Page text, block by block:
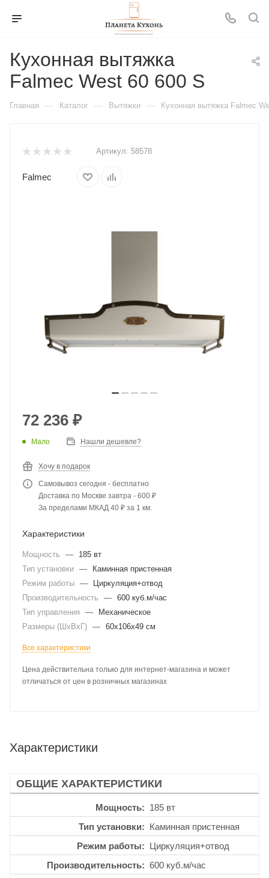
Кухонная вытяжка
Falmec West 60 600 S
Главная — Каталог — Вытяжки — Кухонная вытяжка Falmec
Артикул: 58578
Falmec
72 236 ₽
Мало Нашли дешевле?
Хочу в подарок
Самовывоз сегодня - бесплатно
Доставка по Москве завтра - 600 ₽
За пределами МКАД 40 ₽ за 1 км.
Характеристики
Мощность —
185 вт
Тип установки —
Каминная пристенная
Режим работы —
Циркуляция+отвод
Производительность
— 600 куб.м/час
Тип управления
—
Механическое
Размеры (ШхВхГ) — 60x106x49 см
Все характеристики
Цена действительна только для интернет-магазина и может
отличаться от цен в розничных магазинах
Характеристики
ОБЩИЕ ХАРАКТЕРИСТИКИ
Мощность
185 вт
Тип установки
Каминная пристенная
Режим работы
Циркуляция+отвод
Производительность
600 куб.м/час